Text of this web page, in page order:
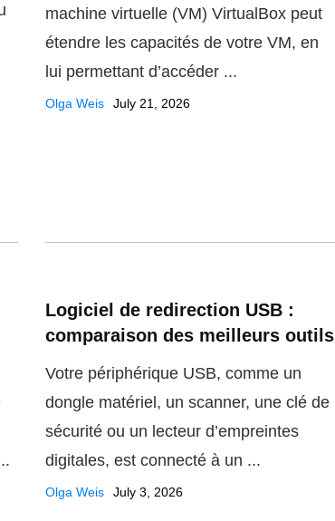
machine virtuelle (VM) VirtualBox peut
étendre les capacités de votre VM, en
lui permettant d’accéder ...
Olga Weis July 21, 2026
Logiciel de redirection USB :
comparaison des meilleurs outils
Votre périphérique USB, comme un
dongle matériel, un scanner, une clé de
sécurité ou un lecteur d’empreintes
digitales, est connecté à un ...
Olga Weis July 3, 2026